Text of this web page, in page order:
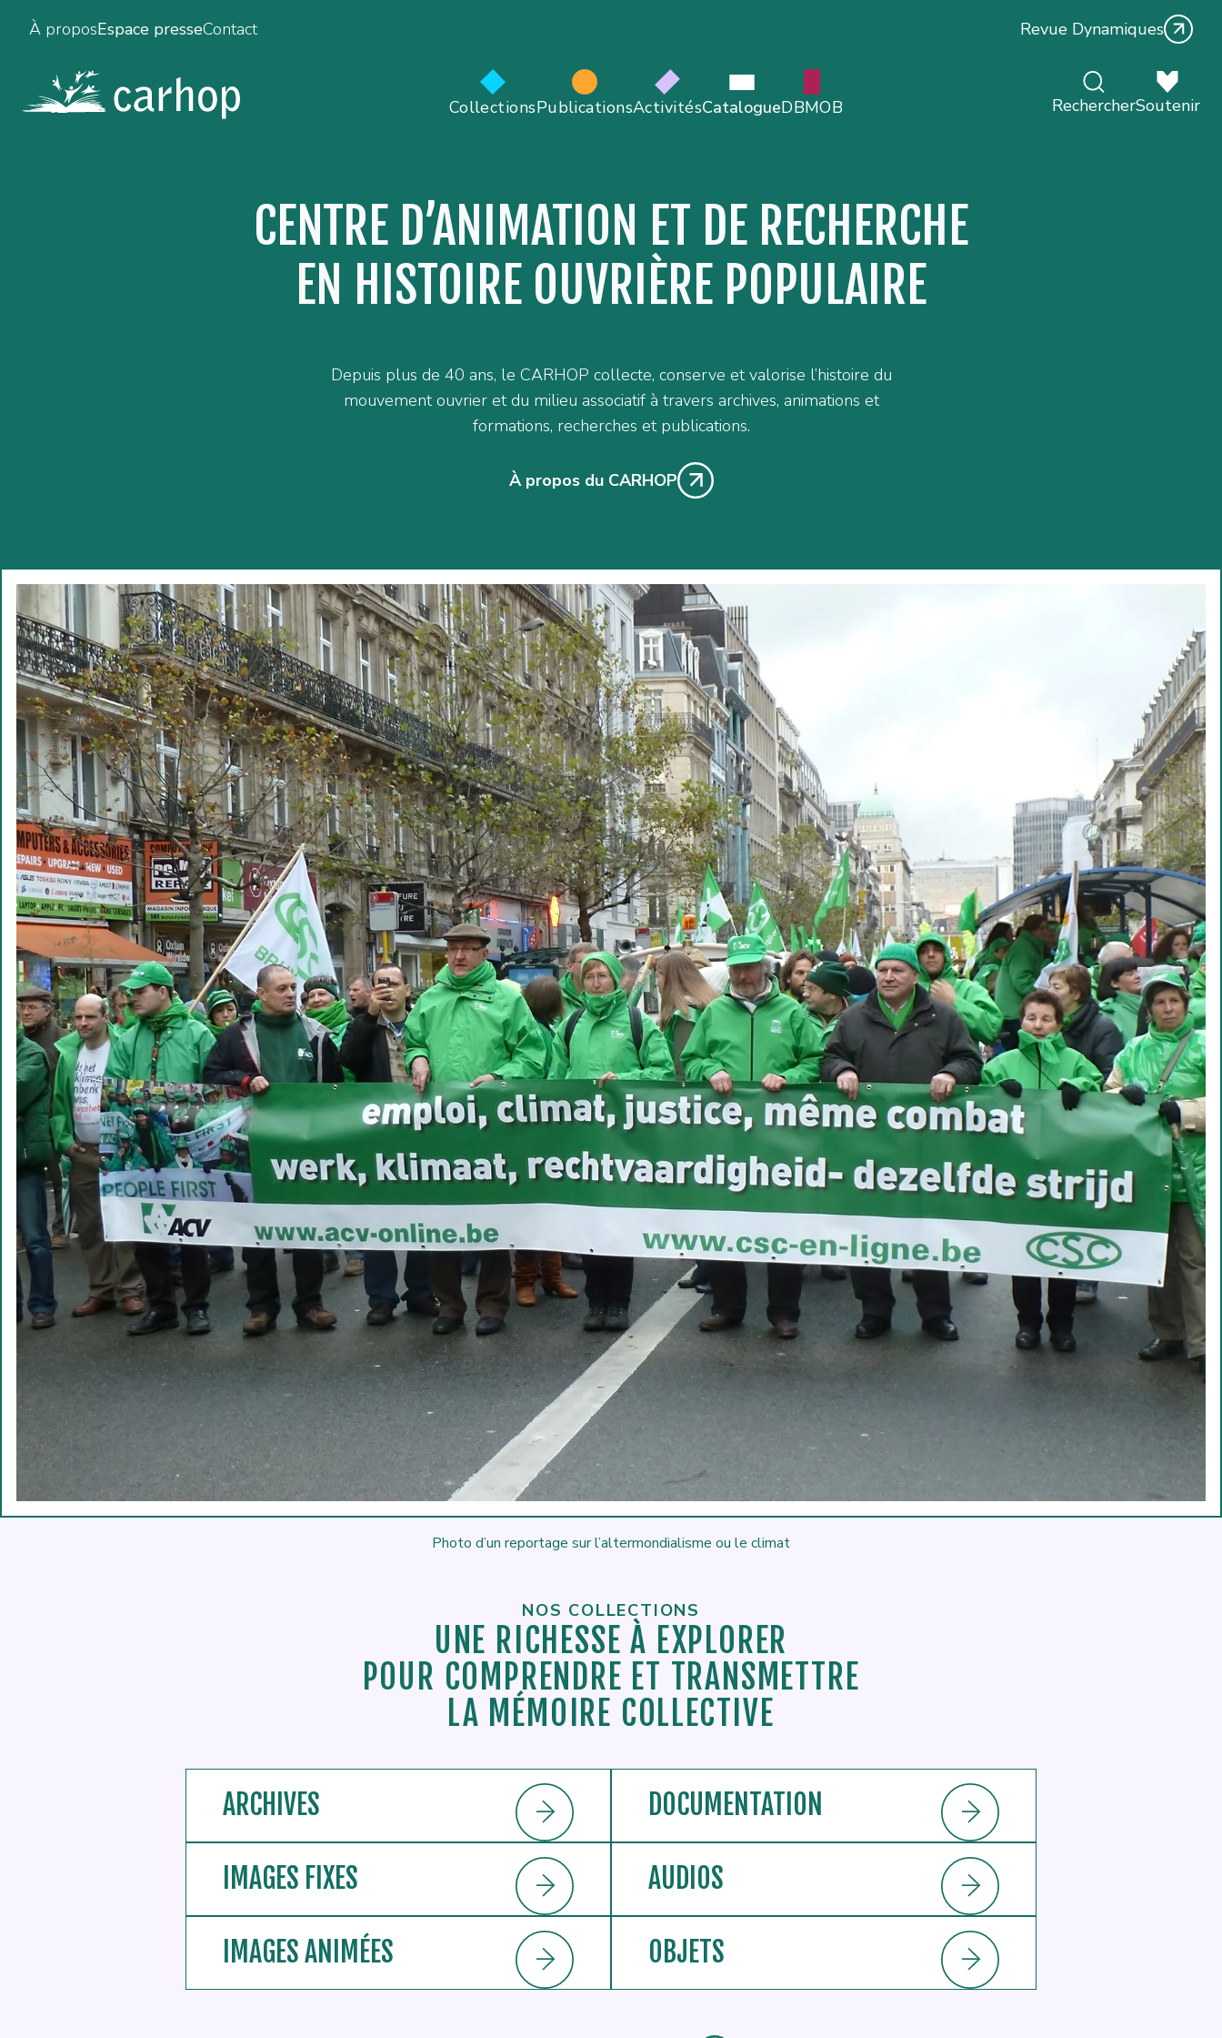
À proposEspace presseContact Revue Dynamiques
CollectionsPublicationsActivitésCatalogueDBMOB RechercherSoutenir
CENTRE D’ANIMATION ET DE RECHERCHE
EN HISTOIRE OUVRIÈRE POPULAIRE
Depuis plus de 40 ans, le CARHOP collecte, conserve et valorise l’histoire du
mouvement ouvrier et du milieu associatif à travers archives, animations et
formations, recherches et publications.
À propos du CARHOP
Photo d’un reportage sur l’altermondialisme ou le climat
NOS COLLECTIONS
UNE RICHESSE À EXPLORER
POUR COMPRENDRE ET TRANSMETTRE
LA MÉMOIRE COLLECTIVE
ARCHIVES DOCUMENTATION
IMAGES FIXES AUDIOS
IMAGES ANIMÉES OBJETS